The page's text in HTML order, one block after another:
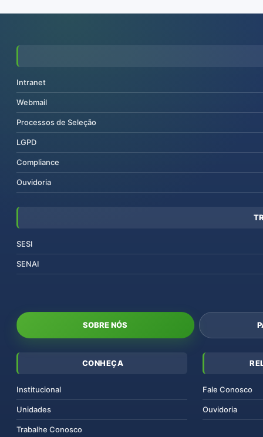
Intranet
Webmail
Processos de Seleção
LGPD
Compliance
Ouvidoria
SESI
SENAI
SOBRE NÓS
CONHEÇA
Institucional
Unidades
Trabalhe Conosco
Fale Conosco
Ouvidoria